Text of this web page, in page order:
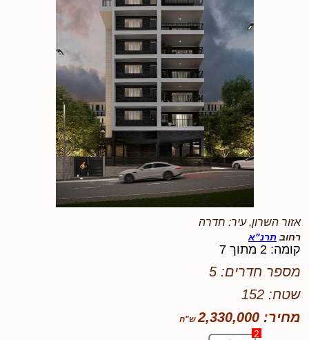
אזור השרון, עיר: חדרה
רחוב תרנ"א
קומה: 2 מתוך 7
מספר חדרים: 5
שטח: 152
מחיר: 2,330,000
2